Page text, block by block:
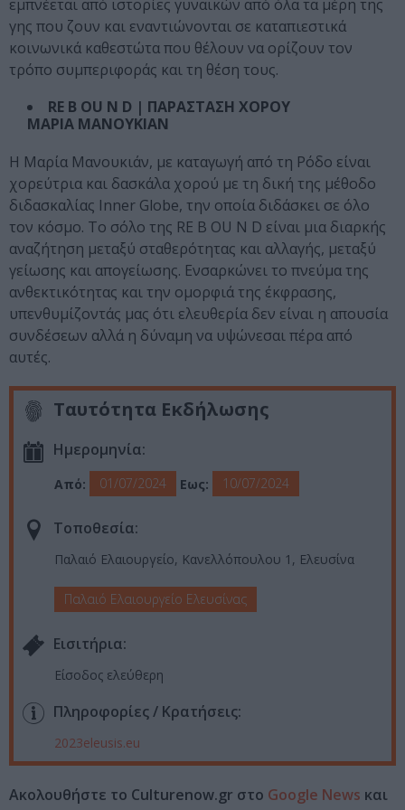
εμπνέεται από ιστορίες γυναικών από όλα τα μέρη της
γης που ζουν και εναντιώνονται σε καταπιεστικά
κοινωνικά καθεστώτα που θέλουν να ορίζουν τον
τρόπο συμπεριφοράς και τη θέση τους.
RE B OU N D | ΠΑΡΑΣΤΑΣΗ ΧΟΡΟΥ
ΜΑΡΙΑ ΜΑΝΟΥΚΙΑΝ
Η Μαρία Μανουκιάν, με καταγωγή από τη Ρόδο είναι
χορεύτρια και δασκάλα χορού με τη δική της μέθοδο
διδασκαλίας Inner Globe, την οποία διδάσκει σε όλο
τον κόσμο. Το σόλο της RE B OU N D είναι μια διαρκής
αναζήτηση μεταξύ σταθερότητας και αλλαγής, μεταξύ
γείωσης και απογείωσης. Ενσαρκώνει το πνεύμα της
ανθεκτικότητας και την ομορφιά της έκφρασης,
υπενθυμίζοντάς μας ότι ελευθερία δεν είναι η απουσία
συνδέσεων αλλά η δύναμη να υψώνεσαι πέρα από
αυτές.
Ταυτότητα Εκδήλωσης
Ημερομηνία:
Από: 01/07/2024 Εως: 10/07/2024
Τοποθεσία:
Παλαιό Ελαιουργείο, Κανελλόπουλου 1, Ελευσίνα
Παλαιό Ελαιουργείο Ελευσίνας
Eισιτήρια:
Είσοδος ελεύθερη
Πληροφορίες / Κρατήσεις:
2023eleusis.eu
Ακολουθήστε το Culturenow.gr στο Google News και